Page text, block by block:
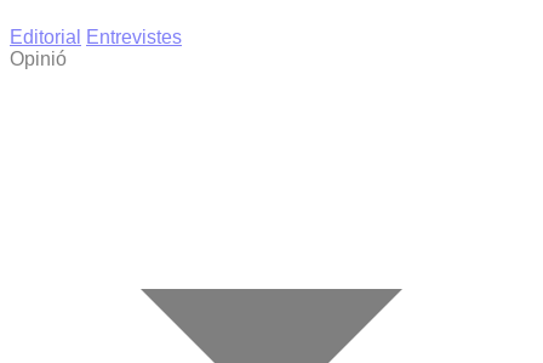
Editorial
Entrevistes
Opinió